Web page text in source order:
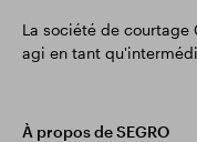
La société de courtage
agi en tant
À propos de SEGRO